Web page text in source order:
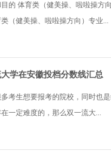
的 体育类（健美操、啦啦操方
（健美操、啦啦操方向）专业...
学在安徽投档分数线汇总
考生想要报考的院校，同时也
一定难度的，那么双一流大...